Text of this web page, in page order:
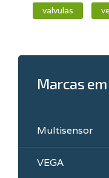
valvulas
Marcas
Multisensor
VEGA